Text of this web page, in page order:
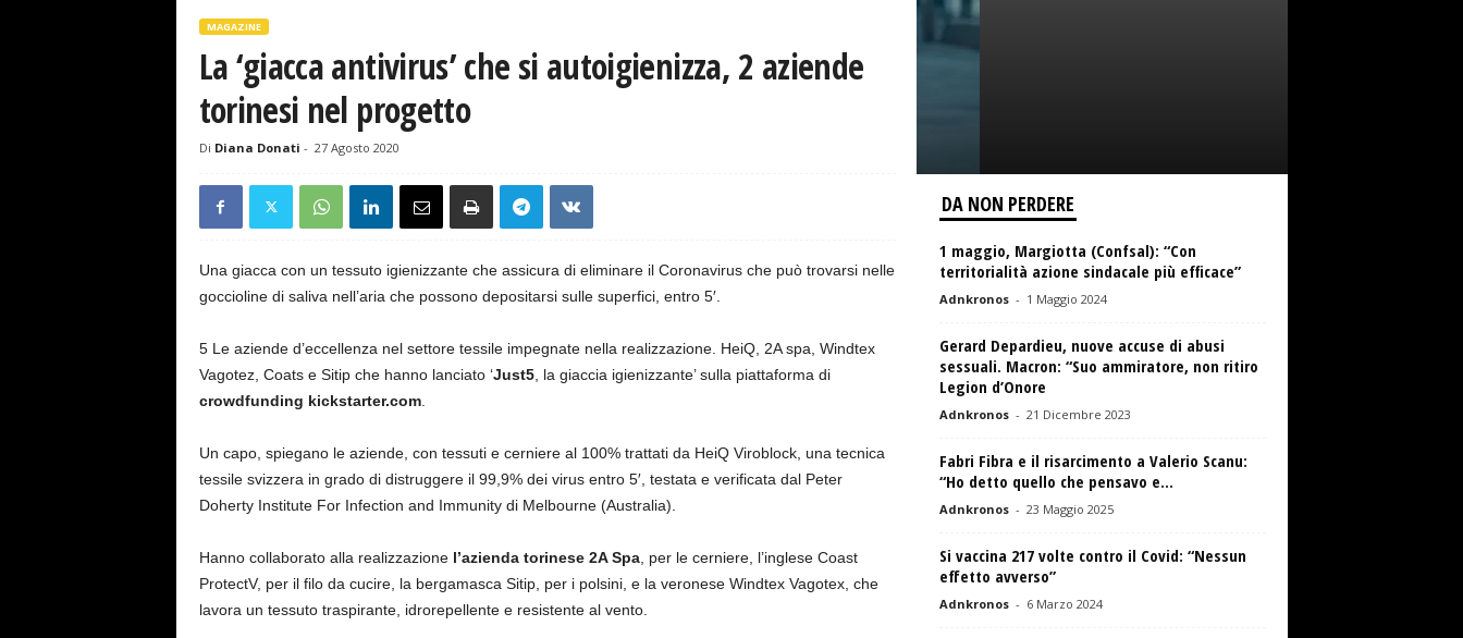
MAGAZINE
La ‘giacca antivirus’ che si autoigienizza, 2 aziende
torinesi nel progetto
Di Diana Donati - 27 Agosto 2020
Una giacca con un tessuto igienizzante che assicura di eliminare il Coronavirus che può trovarsi nelle
goccioline di saliva nell’aria che possono depositarsi sulle superfici, entro 5′.
5 Le aziende d’eccellenza nel settore tessile impegnate nella realizzazione. HeiQ, 2A spa, Windtex
Vagotez, Coats e Sitip che hanno lanciato ‘Just5, la giaccia igienizzante’ sulla piattaforma di
crowdfunding kickstarter.com.
Un capo, spiegano le aziende, con tessuti e cerniere al 100% trattati da HeiQ Viroblock, una tecnica
tessile svizzera in grado di distruggere il 99,9% dei virus entro 5′, testata e verificata dal Peter
Doherty Institute For Infection and Immunity di Melbourne (Australia).
Hanno collaborato alla realizzazione l’azienda torinese 2A Spa, per le cerniere, l’inglese Coast
ProtectV, per il filo da cucire, la bergamasca Sitip, per i polsini, e la veronese Windtex Vagotex, che
lavora un tessuto traspirante, idrorepellente e resistente al vento.
DA NON PERDERE
1 maggio, Margiotta (Confsal): “Con
territorialità azione sindacale più efficace”
Adnkronos - 1 Maggio 2024
Gerard Depardieu, nuove accuse di abusi
sessuali. Macron: “Suo ammiratore, non ritiro
Legion d’Onore
Adnkronos - 21 Dicembre 2023
Fabri Fibra e il risarcimento a Valerio Scanu:
“Ho detto quello che pensavo e...
Adnkronos - 23 Maggio 2025
Si vaccina 217 volte contro il Covid: “Nessun
effetto avverso”
Adnkronos - 6 Marzo 2024